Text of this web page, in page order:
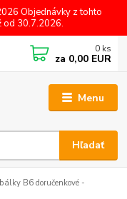
Objednávky z tohto
od 30.7.2026.
Menu
Hľadať
0 ks
za 0,00 EUR
B6 doručenkové -